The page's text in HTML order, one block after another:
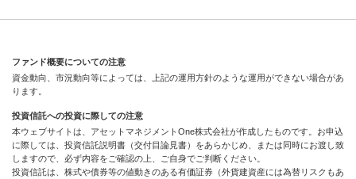
ファンド概要についての注意
資金動向、市況動向等によっては、上記の運用方針のような運用ができない場合があ
ります。
投資信託への投資に際しての注意
本ウェブサイトは、アセットマネジメントOne株式会社が作成したものです。お申込
に際しては、投資信託説明書（交付目論見書）をあらかじめ、または同時にお渡し致
しますので、必ず内容をご確認の上、ご自身でご判断ください。
投資信託は、株式や債券等の値動きのある有価証券（外貨建資産には為替リスクもあ